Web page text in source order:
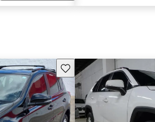
Guarda este Aviso